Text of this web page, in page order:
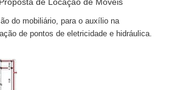
de Locação de Móveis
do mobiliário, para o auxílio na
de pontos de eletricidade e hidráulica.